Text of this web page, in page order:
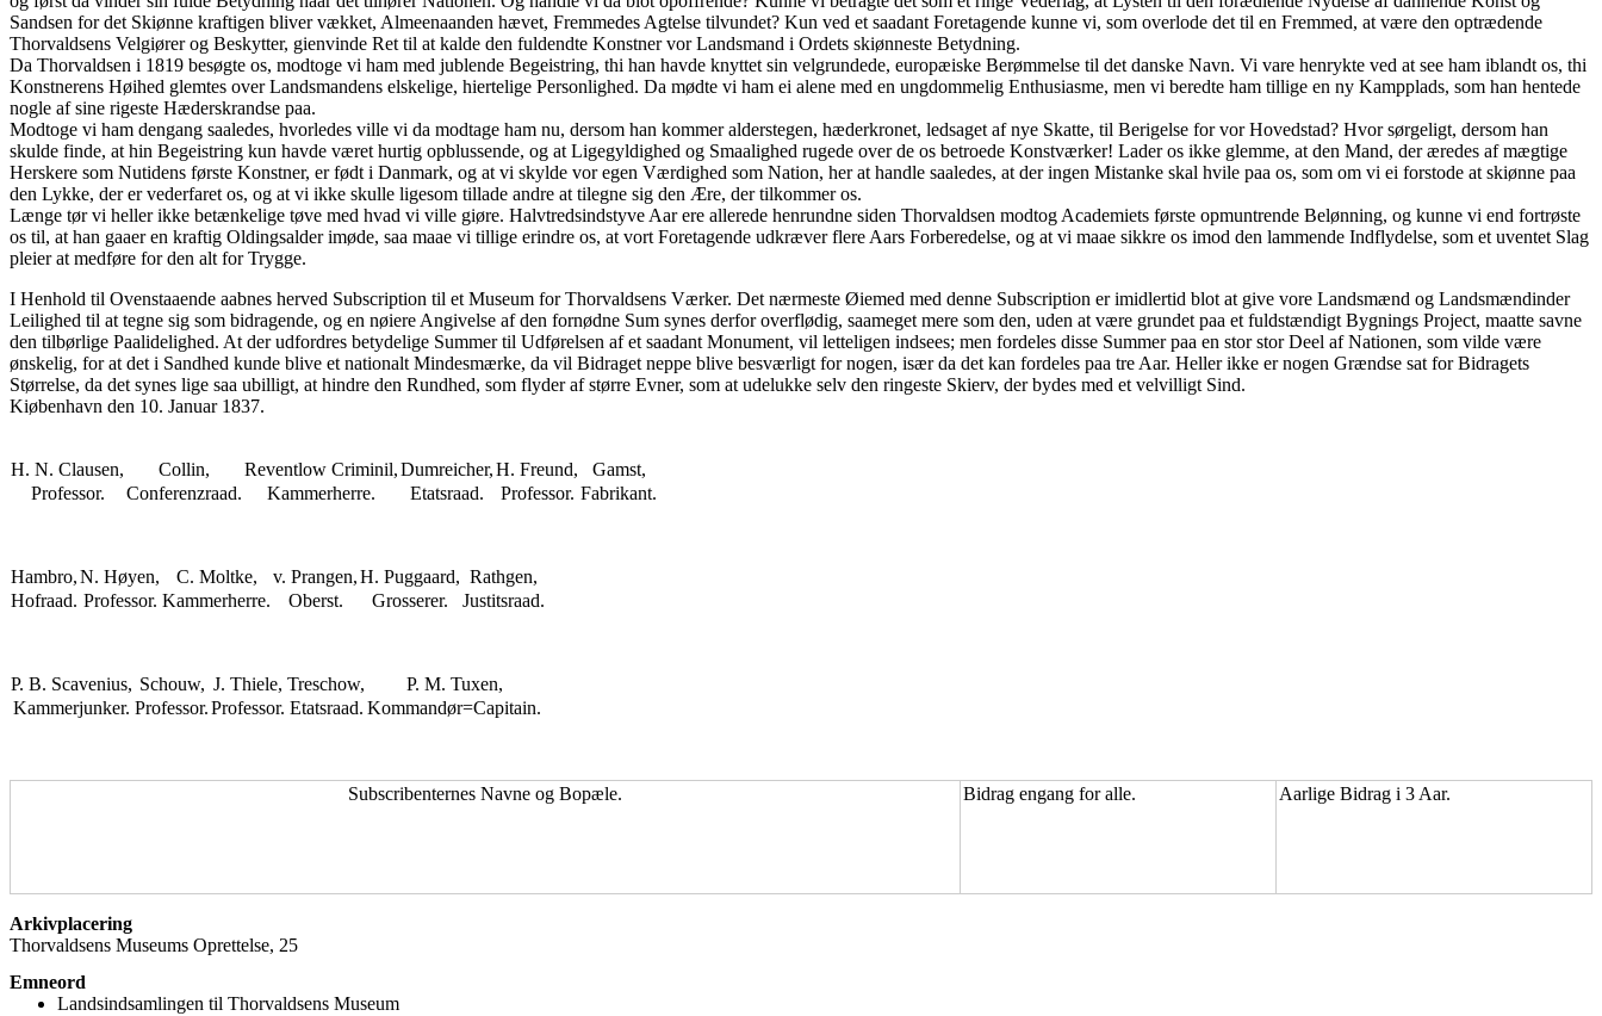
Sandsen for det Skiønne kraftigen bliver vækket, Almeenaanden hævet, Fremmedes Agtelse tilvundet? Kun ved et saadant Foretagende kunne vi, som overlode det til en Fremmed, at være den optrædende
Thorvaldsens Velgiører og Beskytter, gienvinde Ret til at kalde den fuldendte Konstner vor Landsmand i Ordets skiønneste Betydning.
Da Thorvaldsen i 1819 besøgte os, modtoge vi ham med jublende Begeistring, thi han havde knyttet sin velgrundede, europæiske Berømmelse til det danske Navn. Vi vare henrykte ved at see ham iblandt os, thi
Konstnerens Høihed glemtes over Landsmandens elskelige, hiertelige Personlighed. Da mødte vi ham ei alene med en ungdommelig Enthusiasme, men vi beredte ham tillige en ny Kampplads, som han hentede
nogle af sine rigeste Hæderskrandse paa.
Modtoge vi ham dengang saaledes, hvorledes ville vi da modtage ham nu, dersom han kommer alderstegen, hæderkronet, ledsaget af nye Skatte, til Berigelse for vor Hovedstad? Hvor sørgeligt, dersom han
skulde finde, at hin Begeistring kun havde været hurtig opblussende, og at Ligegyldighed og Smaalighed rugede over de os betroede Konstværker! Lader os ikke glemme, at den Mand, der æredes af mægtige
Herskere som Nutidens første Konstner, er født i Danmark, og at vi skylde vor egen Værdighed som Nation, her at handle saaledes, at der ingen Mistanke skal hvile paa os, som om vi ei forstode at skiønne paa
den Lykke, der er vederfaret os, og at vi ikke skulle ligesom tillade andre at tilegne sig den Ære, der tilkommer os.
Længe tør vi heller ikke betænkelige tøve med hvad vi ville giøre. Halvtredsindstyve Aar ere allerede henrundne siden Thorvaldsen modtog Academiets første opmuntrende Belønning, og kunne vi end fortrøste
os til, at han gaaer en kraftig Oldingsalder imøde, saa maae vi tillige erindre os, at vort Foretagende udkræver flere Aars Forberedelse, og at vi maae sikkre os imod den lammende Indflydelse, som et uventet Slag
pleier at medføre for den alt for Trygge.
I Henhold til Ovenstaaende aabnes herved Subscription til et Museum for Thorvaldsens Værker. Det nærmeste Øiemed med denne Subscription er imidlertid blot at give vore Landsmænd og Landsmændinder
Leilighed til at tegne sig som bidragende, og en nøiere Angivelse af den fornødne Sum synes derfor overflødig, saameget mere som den, uden at være grundet paa et fuldstændigt Bygnings Project, maatte savne
den tilbørlige Paalidelighed. At der udfordres betydelige Summer til Udførelsen af et saadant Monument, vil letteligen indsees; men fordeles disse Summer paa en stor stor Deel af Nationen, som vilde være
ønskelig, for at det i Sandhed kunde blive et nationalt Mindesmærke, da vil Bidraget neppe blive besværligt for nogen, især da det kan fordeles paa tre Aar. Heller ikke er nogen Grændse sat for Bidragets
Størrelse, da det synes lige saa ubilligt, at hindre den Rundhed, som flyder af større Evner, som at udelukke selv den ringeste Skierv, der bydes med et velvilligt Sind.
Kiøbenhavn den 10. Januar 1837.
H. N. Clausen, Collin, Reventlow Criminil,Dumreicher,H. Freund,
Gamst,
Professor.
Conferenzraad. Kammerherre. Etatsraad. Professor. Fabrikant.
Hambro,N. Høyen, C. Moltke, v. Prangen,H. Puggaard, Rathgen,
Hofraad. Professor. Kammerherre. Oberst. Grosserer. Justitsraad.
P. B. Scavenius, Schouw, J. Thiele, Treschow,
P. M. Tuxen,
Kammerjunker. Professor.Professor. Etatsraad. Kommandør=Capitain.
Subscribenternes Navne og Bopæle. Bidrag engang for alle. Aarlige Bidrag i 3 Aar.
Arkivplacering
Thorvaldsens Museums Oprettelse, 25
Emneord
Landsindsamlingen til Thorvaldsens Museum